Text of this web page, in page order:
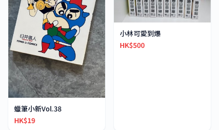
蠟筆小新Vol.38
HK$19
小林可愛到爆
HK$500